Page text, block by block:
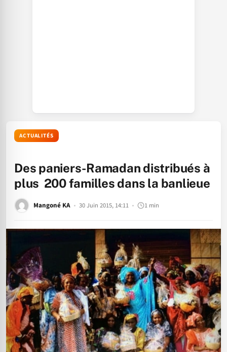
ACTUALITÉS
Des paniers-Ramadan distribués à
plus 200 familles dans la banlieue
Mangoné KA 30 Juin 2015, 14:11 1 min